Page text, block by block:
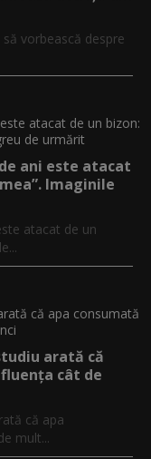
vorbească despre
ani este atacat
Imaginile
atacat de un
arată că
cât de
că apa
mult...